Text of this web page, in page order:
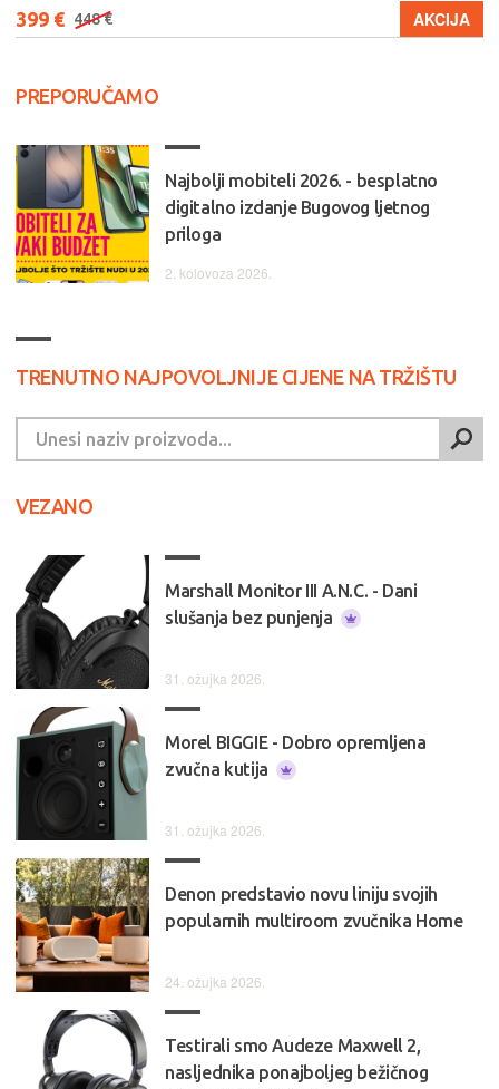
399 € 448 € AKCIJA
PREPORUČAMO
Najbolji mobiteli 2026. - besplatno
digitalno izdanje Bugovog ljetnog
priloga
2. kolovoza 2026.
TRENUTNO NAJPOVOLJNIJE CIJENE NA TRŽIŠTU
VEZANO
Marshall Monitor III A.N.C. - Dani
slušanja bez punjenja
31. ožujka 2026.
Morel BIGGIE - Dobro opremljena
zvučna kutija
31. ožujka 2026.
Denon predstavio novu liniju svojih
popularnih multiroom zvučnika Home
24. ožujka 2026.
Testirali smo Audeze Maxwell 2,
nasljednika ponajboljeg bežičnog